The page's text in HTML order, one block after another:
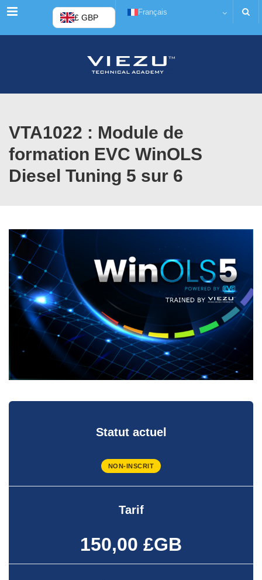
Menu £ GBP
Français
VTA1022 : Module de
formation EVC WinOLS
Diesel Tuning 5 sur 6
Statut actuel
NON-INSCRIT
Tarif
150,00 £GB